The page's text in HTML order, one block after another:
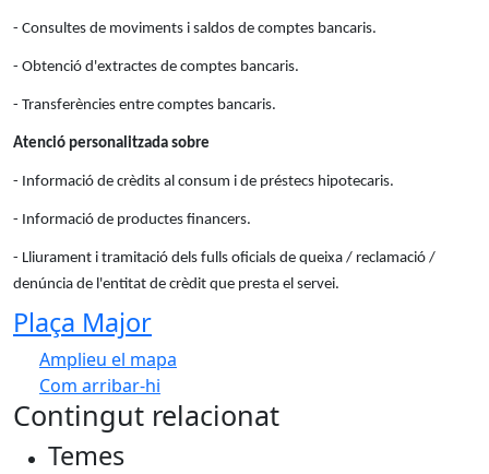
- Consultes de moviments i saldos de comptes bancaris.
- Obtenció d'extractes de comptes bancaris.
- Transferències entre comptes bancaris.
Atenció personalitzada sobre
- Informació de crèdits al consum i de préstecs hipotecaris.
- Informació de productes financers.
- Lliurament i tramitació dels fulls oficials de queixa / reclamació /
denúncia de l'entitat de crèdit que presta el servei.
Plaça Major
Amplieu el mapa
Com arribar-hi
+
Contingut relacionat
Temes